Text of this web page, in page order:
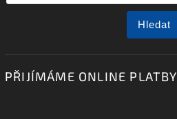
Hledat
PŘIJÍMÁME ONLINE PLATBY